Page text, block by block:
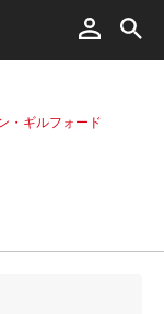
・ギルフォード